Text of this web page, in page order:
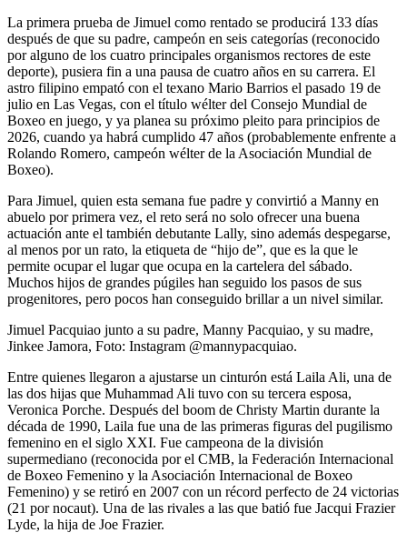
La primera prueba de Jimuel como rentado se producirá 133 días
después de que su padre, campeón en seis categorías (reconocido
por alguno de los cuatro principales organismos rectores de este
deporte), pusiera fin a una pausa de cuatro años en su carrera. El
astro filipino empató con el texano Mario Barrios el pasado 19 de
julio en Las Vegas, con el título wélter del Consejo Mundial de
Boxeo en juego, y ya planea su próximo pleito para principios de
2026, cuando ya habrá cumplido 47 años (probablemente enfrente a
Rolando Romero, campeón wélter de la Asociación Mundial de
Boxeo).
Para Jimuel, quien esta semana fue padre y convirtió a Manny en
abuelo por primera vez, el reto será no solo ofrecer una buena
actuación ante el también debutante Lally, sino además despegarse,
al menos por un rato, la etiqueta de “hijo de”, que es la que le
permite ocupar el lugar que ocupa en la cartelera del sábado.
Muchos hijos de grandes púgiles han seguido los pasos de sus
progenitores, pero pocos han conseguido brillar a un nivel similar.
Jimuel Pacquiao junto a su padre, Manny Pacquiao, y su madre,
Jinkee Jamora, Foto: Instagram @mannypacquiao.
Entre quienes llegaron a ajustarse un cinturón está Laila Ali, una de
las dos hijas que Muhammad Ali tuvo con su tercera esposa,
Veronica Porche. Después del boom de Christy Martin durante la
década de 1990, Laila fue una de las primeras figuras del pugilismo
femenino en el siglo XXI. Fue campeona de la división
supermediano (reconocida por el CMB, la Federación Internacional
de Boxeo Femenino y la Asociación Internacional de Boxeo
Femenino) y se retiró en 2007 con un récord perfecto de 24 victorias
(21 por nocaut). Una de las rivales a las que batió fue Jacqui Frazier
Lyde, la hija de Joe Frazier.